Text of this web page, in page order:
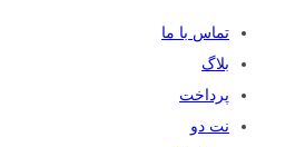
تماس با ما
بلاگ
پرداخت
نت دو